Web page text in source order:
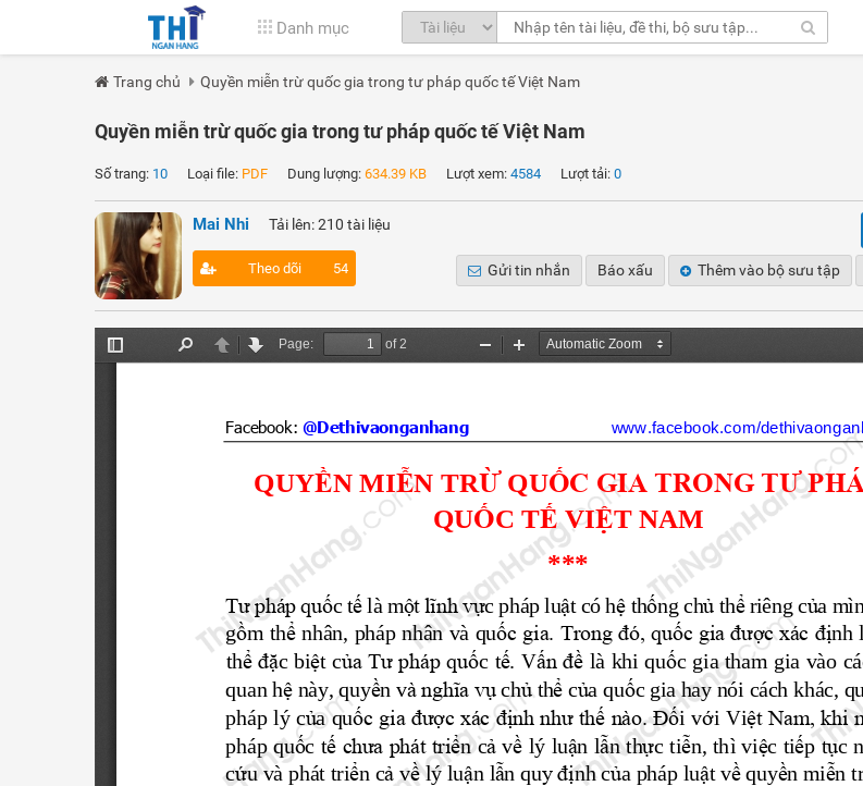
Danh mục
Trang chủ Quyền miễn trừ quốc gia trong tư pháp quốc tế Việt Nam
Quyền miễn trừ quốc gia trong tư pháp quốc tế Việt Nam
Số trang: 10 Loại file: PDF Dung lượng: 634.39 KB Lượt xem: 4584 Lượt tải: 0
Mai Nhi Tải lên: 210 tài liệu
Theo dõi 54 Gửi tin nhắn Báo xấu Thêm vào bộ sưu tập